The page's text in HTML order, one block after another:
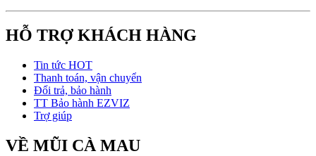
HỖ TRỢ KHÁCH HÀNG
Tin tức HOT
Thanh toán, vận chuyển
Đổi trả, bảo hành
TT Bảo hành EZVIZ
Trợ giúp
VỀ MŨI CÀ MAU